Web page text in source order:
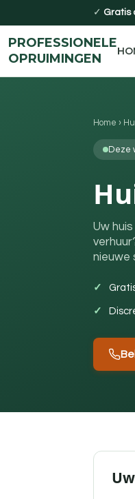
✓ Gratis
PROFESSIONELE
OPRUIMINGEN
Home ›
Deze
Uw
nieuwe